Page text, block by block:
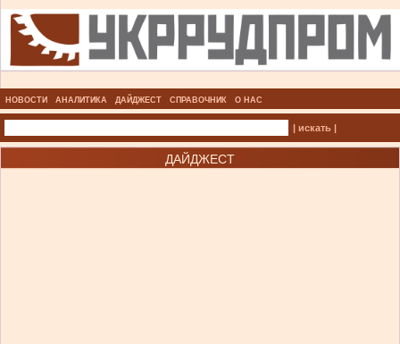
НОВОСТИ АНАЛИТИКА ДАЙДЖЕСТ СПРАВОЧНИК О НАС
| искать |
ДАЙДЖЕСТ